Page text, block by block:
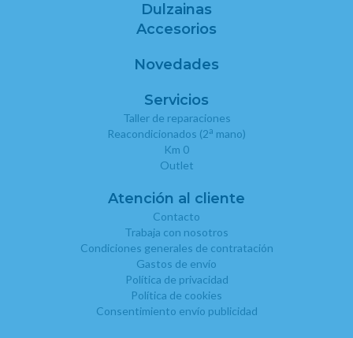
Dulzainas
Accesorios
Novedades
Servicios
Taller de reparaciones
Reacondicionados (2a mano)
Km 0
Outlet
Atención al cliente
Contacto
Trabaja con nosotros
Condiciones generales de contratación
Gastos de envío
Política de privacidad
Política de cookies
Consentimiento envío publicidad